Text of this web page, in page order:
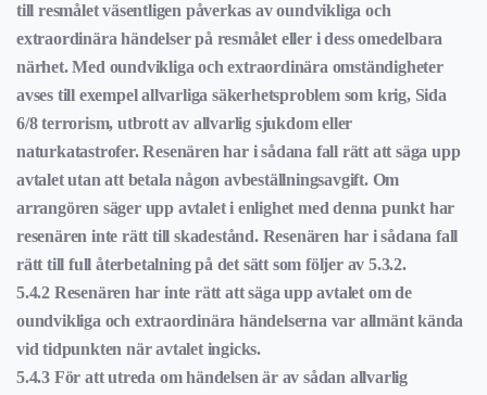
till resmålet väsentligen påverkas av oundvikliga och
extraordinära händelser på resmålet eller i dess omedelbara
närhet. Med oundvikliga och extraordinära omständigheter
avses till exempel allvarliga säkerhetsproblem som krig, Sida
6/8 terrorism, utbrott av allvarlig sjukdom eller
naturkatastrofer. Resenären har i sådana fall rätt att säga upp
avtalet utan att betala någon avbeställningsavgift. Om
arrangören säger upp avtalet i enlighet med denna punkt har
resenären inte rätt till skadestånd. Resenären har i sådana fall
rätt till full återbetalning på det sätt som följer av 5.3.2.
5.4.2 Resenären har inte rätt att säga upp avtalet om de
oundvikliga och extraordinära händelserna var allmänt kända
vid tidpunkten när avtalet ingicks.
5.4.3 För att utreda om händelsen är av sådan allvarlig